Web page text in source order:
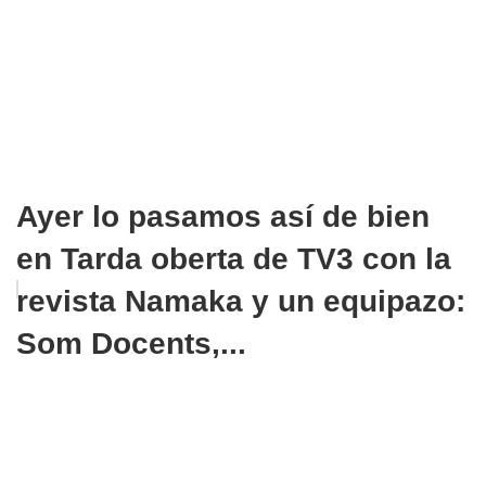
Ayer lo pasamos así de bien
en Tarda oberta de TV3 con la
revista Namaka y un equipazo:
Som Docents,...